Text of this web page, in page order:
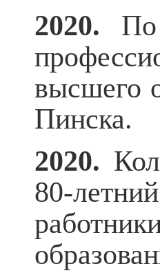
2020.
высшего
Пинска.
2020.
80-